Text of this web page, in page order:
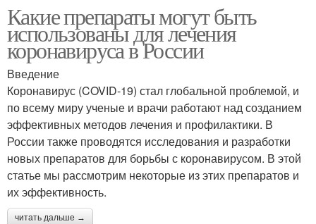
Какие препараты могут быть
использованы для лечения
коронавируса в России
Введение
Коронавирус (COVID-19) стал глобальной проблемой, и
по всему миру ученые и врачи работают над созданием
эффективных методов лечения и профилактики. В
России также проводятся исследования и разработки
новых препаратов для борьбы с коронавирусом. В этой
статье мы рассмотрим некоторые из этих препаратов и
их эффективность.
читать дальше →